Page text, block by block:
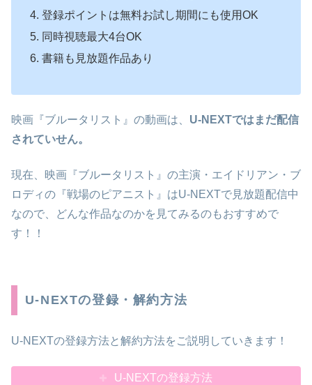
登録ポイントは無料お試し期間にも使用OK
同時視聴最大4台OK
書籍も見放題作品あり
映画『ブルータリスト』の動画は、 U-NEXTではまだ配信
されていせん。
現在、映画『ブルータリスト』の主演・エイドリアン・ブ
ロディの『戦場のピアニスト』はU-NEXTで見放題配信中
なので、どんな作品なのかを見てみるのもおすすめで
す！！
U-NEXTの登録・解約方法
U-NEXTの登録方法と解約方法をご説明していきます！
U-NEXTの登録方法